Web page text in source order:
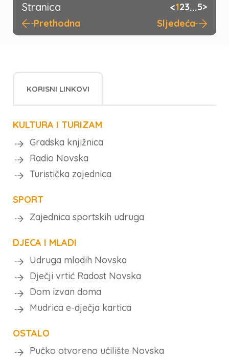
Stranica <123...5>
Prethodna
Sljedeća
KORISNI LINKOVI
KULTURA I TURIZAM
Gradska knjižnica
Radio Novska
Turistička zajednica
SPORT
Zajednica sportskih udruga
DJECA I MLADI
Udruga mladih Novska
Dječji vrtić Radost Novska
Dom izvan doma
Mudrica e-dječja kartica
OSTALO
Pučko otvoreno učilište Novska